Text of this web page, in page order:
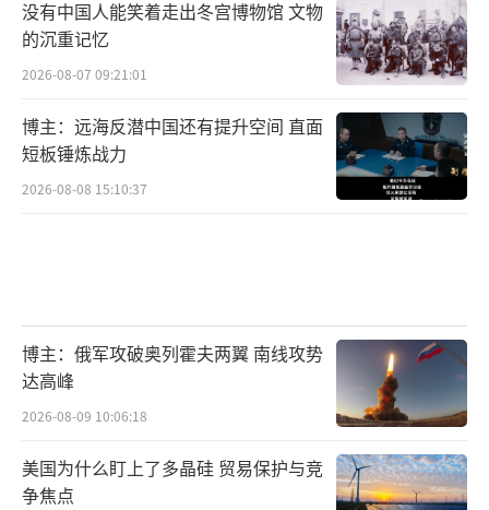
没有中国人能笑着走出冬宫博物馆 文物
的沉重记忆
2026-08-07 09:21:01
博主：远海反潜中国还有提升空间 直面
短板锤炼战力
2026-08-08 15:10:37
博主：俄军攻破奥列霍夫两翼 南线攻势
达高峰
2026-08-09 10:06:18
美国为什么盯上了多晶硅 贸易保护与竞
争焦点